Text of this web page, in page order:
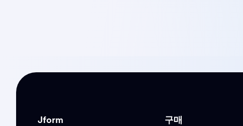
Jform 구매